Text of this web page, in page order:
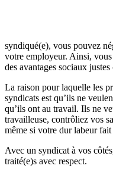
syndiqué(e), vous pouvez
votre employeur. Ainsi,
des avantages sociaux
La raison pour laquelle les
syndicats est qu’ils ne
qu’ils ont au travail. Ils ne
travailleuse, contrôliez vos
même si votre dur labeur fait
Avec un syndicat à vos
traité(e)s avec respect.